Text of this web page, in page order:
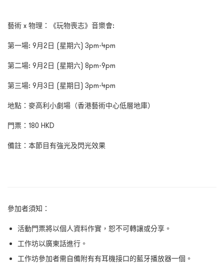
藝術 x 物理：《玩物喪志》音樂會:
第一場: 9月2日 (星期六) 3pm-4pm
第二場: 9月2日 (星期六) 8pm-9pm
第三場: 9月3日 (星期日) 3pm-4pm
地點：麥高利小劇場（香港藝術中心低層地庫）
門票：180 HKD
備註：本節目有強光及閃光效果
參加者須知：
活動門票將以個人資料作實，恕不可轉讓或分享。
工作坊以廣東話進行。
工作坊參加者需自備附有有耳機接口的藍牙播放器一個。